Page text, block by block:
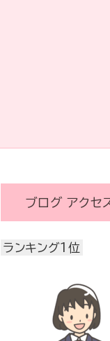
ブログ アクセ
ランキング1位